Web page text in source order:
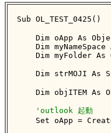
Sub OL_TEST_0425()
Dim oApp As
Dim myNameSpace
Dim myFolder As
Dim strMOJI As
Dim objITEM As
'outlook 起動
Set oApp =